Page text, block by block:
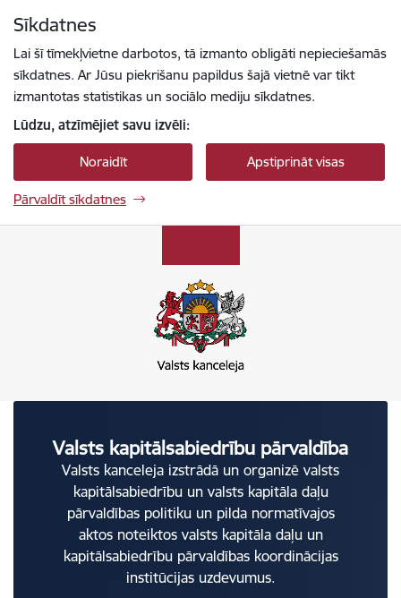
Sīkdatnes
Lai šī tīmekļvietne darbotos, tā izmanto obligāti nepieciešamās
sīkdatnes. Ar Jūsu piekrišanu papildus šajā vietnē var tikt
izmantotas statistikas un sociālo mediju sīkdatnes.
Lūdzu, atzīmējiet savu izvēli:
Noraidīt Apstiprināt visas
Pārvaldīt sīkdatnes
Valsts kapitālsabiedrību pārvaldība
Valsts kanceleja izstrādā un organizē valsts
kapitālsabiedrību un valsts kapitāla daļu
pārvaldības politiku un pilda normatīvajos
aktos noteiktos valsts kapitāla daļu un
kapitālsabiedrību pārvaldības koordinācijas
institūcijas uzdevumus.